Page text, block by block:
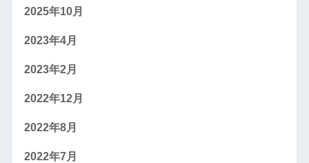
2025年10月
2023年4月
2023年2月
2022年12月
2022年8月
2022年7月